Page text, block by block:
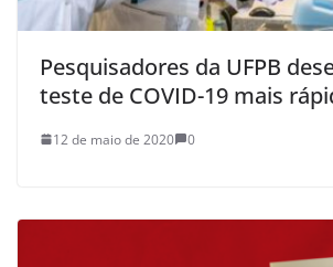
Pesquisadores da UFPB
teste de COVID-19 mais
12 de maio de 2020 0